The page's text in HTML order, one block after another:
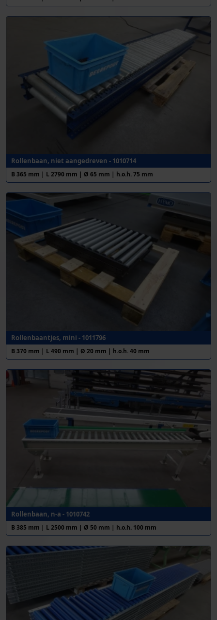
Rollenbaan, niet aangedreven - 1010714
B 365 mm | L 2790 mm | Ø 65 mm | h.o.h. 75 mm
Rollenbaantjes, mini - 1011796
B 370 mm | L 490 mm | Ø 20 mm | h.o.h. 40 mm
Rollenbaan, n-a - 1010742
B 385 mm | L 2500 mm | Ø 50 mm | h.o.h. 100 mm